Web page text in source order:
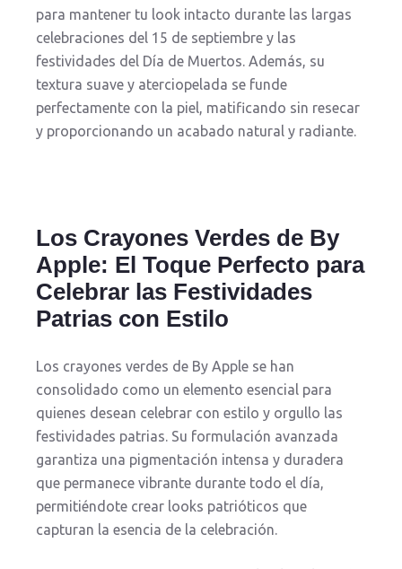
para mantener tu look intacto durante las largas
celebraciones del 15 de septiembre y las
festividades del Día de Muertos. Además, su
textura suave y aterciopelada se funde
perfectamente con la piel, matificando sin resecar
y proporcionando un acabado natural y radiante.
Los Crayones Verdes de By
Apple: El Toque Perfecto para
Celebrar las Festividades
Patrias con Estilo
Los crayones verdes de By Apple se han
consolidado como un elemento esencial para
quienes desean celebrar con estilo y orgullo las
festividades patrias. Su formulación avanzada
garantiza una pigmentación intensa y duradera
que permanece vibrante durante todo el día,
permitiéndote crear looks patrióticos que
capturan la esencia de la celebración.